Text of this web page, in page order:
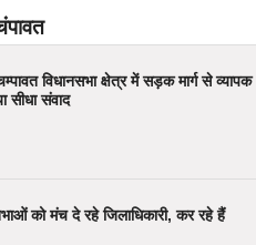
विधानसभा क्षेत्र में सड़क मार्ग से व्यापक
सीधा संवाद
को मंच दे रहे जिलाधिकारी, कर रहे हैं